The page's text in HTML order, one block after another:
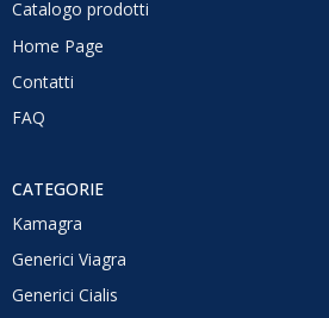
Catalogo prodotti
Home Page
Contatti
FAQ
CATEGORIE
Kamagra
Generici Viagra
Generici Cialis